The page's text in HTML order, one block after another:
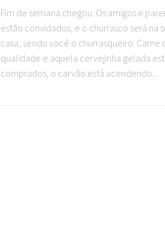
Fim de semana chegou. Os amigos e
estão convidados, e o churrasco será na
casa, sendo você o churrasqueiro. Carne
qualidade e aquela cervejinha gelada
comprados, o carvão está acendendo...